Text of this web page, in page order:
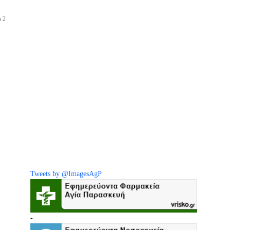
2
Tweets by @ImagesAgP
-